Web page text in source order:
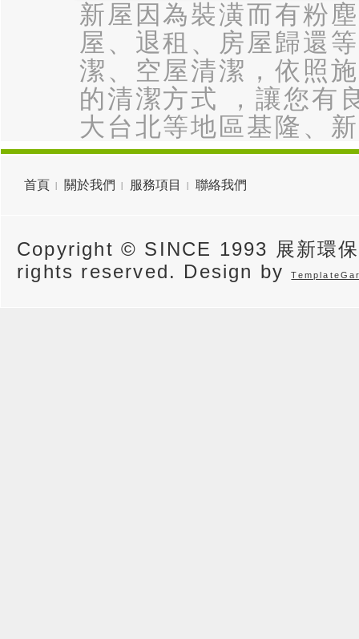
新屋因為裝潢而有粉
屋、退租、房屋歸還
潔、空屋清潔，依照
的清潔方式 ，讓您有
大台北等地區基隆、
首頁 關於我們 服務項目 聯絡我們
Copyright © SINCE 1993 展新環
rights reserved. Design by